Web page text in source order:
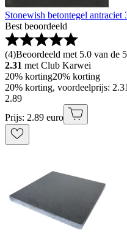
Stonewish betontegel
Best beoordeeld
(4)Beoordeeld met 5.0 van de
2.31 met Club Karwei
20% korting20% korting
20% korting, voordeelprijs:
2.89
Prijs: 2.89 euro